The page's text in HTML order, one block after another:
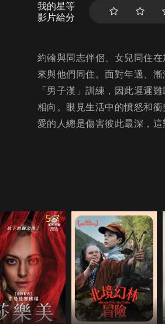
我的星等
影片給分
約翰與同志伴侶、女兒同住
來與他們同住。面對年邁、
「男子漢」訓練，因此遲遲
相向。眼見生活中的憤怒和
愛的人總是傷害彼此最深，
5.7